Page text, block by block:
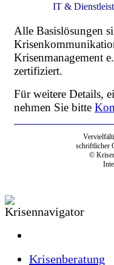
IT &
Alle Basislösungen
Krisenmanagement
zertifiziert.
Für weitere Details,
nehmen Sie bitte
schriftlicher
©
Krisenberatung